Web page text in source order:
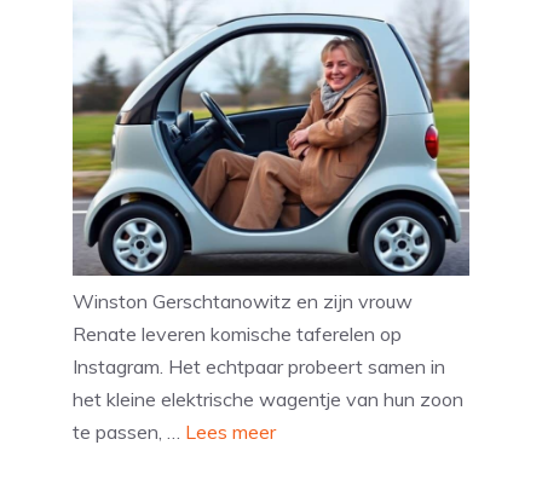
Winston Gerschtanowitz en zijn vrouw
Renate leveren komische taferelen op
Instagram. Het echtpaar probeert samen in
het kleine elektrische wagentje van hun zoon
te passen, … Lees meer